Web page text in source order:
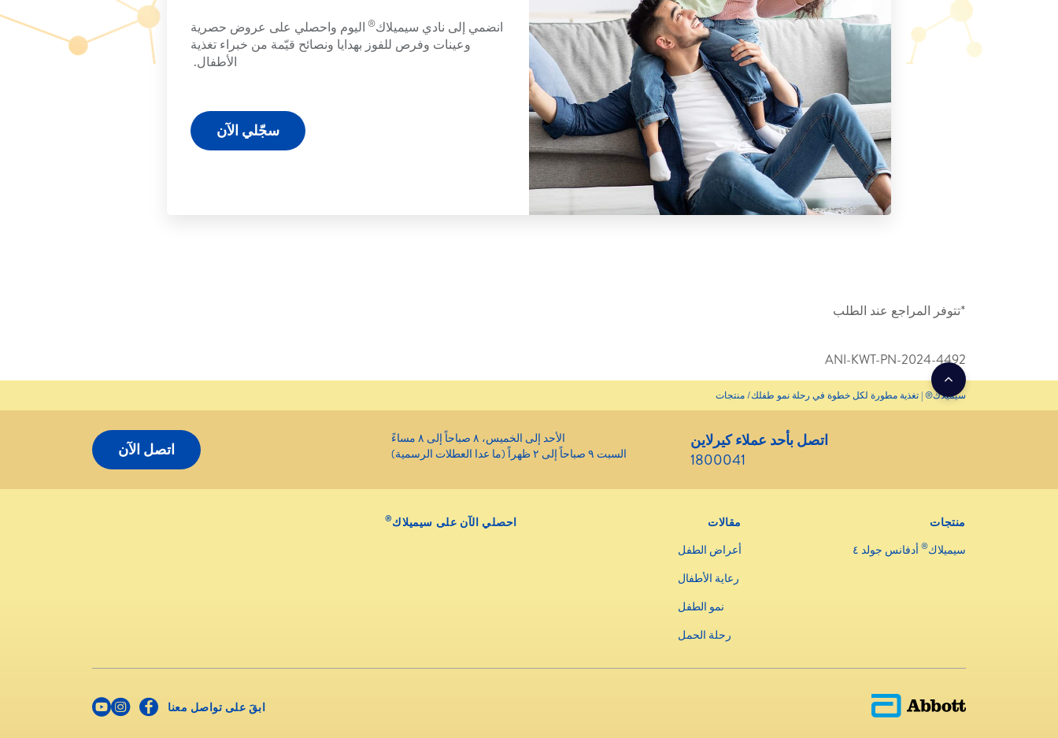
انضمي إلى نادي سيميلاك® اليوم واحصلي على عروض حصرية
وعينات وفرص للفوز بهدايا ونصائح قيّمة من خبراء تغذية
الأطفال.
سجّلي الآن
*تتوفر المراجع عند الطلب
ANI-KWT-PN-2024-4492
سيميلاك® | تغذية مطورة لكل خطوة في رحلة نمو طفلك منتجات
اتصل بأحد عملاء كيرلاين
1800041
الأحد إلى الخميس، ٨ صباحاً إلى ٨ مساءً
السبت ٩ صباحاً إلى ٢ ظهراً (ما عدا العطلات الرسمية)
اتصل الآن
منتجات
سيميلاك® أدفانس جولد ٤
مقالات
أعراض الطفل
رعاية الأطفال
نمو الطفل
رحلة الحمل
احصلي الآن على سيميلاك®
ابقَ على تواصل معنا